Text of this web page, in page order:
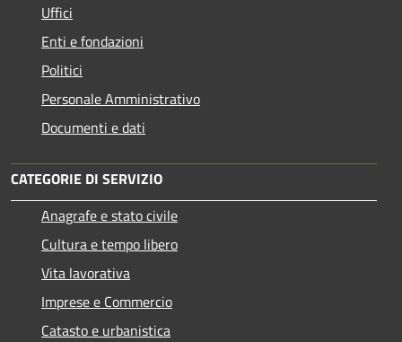
Uffici
Enti e fondazioni
Politici
Personale Amministrativo
Documenti e dati
CATEGORIE DI SERVIZIO
Anagrafe e stato civile
Cultura e tempo libero
Vita lavorativa
Imprese e Commercio
Catasto e urbanistica